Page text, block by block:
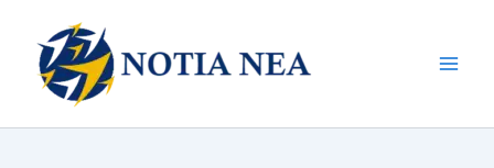
περιεχόμενο